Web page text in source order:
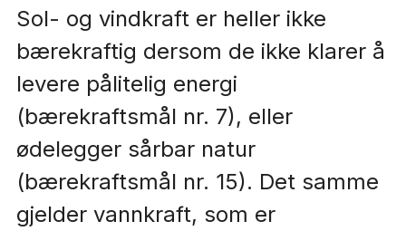
Sol- og vindkraft er heller ikke
bærekraftig dersom de ikke klarer å
levere pålitelig energi
(bærekraftsmål nr. 7), eller
ødelegger sårbar natur
(bærekraftsmål nr. 15). Det samme
gjelder vannkraft, som er